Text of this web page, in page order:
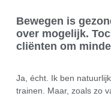
Bewegen is
over mogelijk.
cliënten om
Ja, écht. Ik ben
trainen. Maar, zoals zo